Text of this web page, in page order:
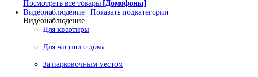
Посмотреть все товары [Домофоны]
Видеонаблюдение
Показать подкатегории
Видеонаблюдение
Для квартиры
Для частного дома
За парковочным местом